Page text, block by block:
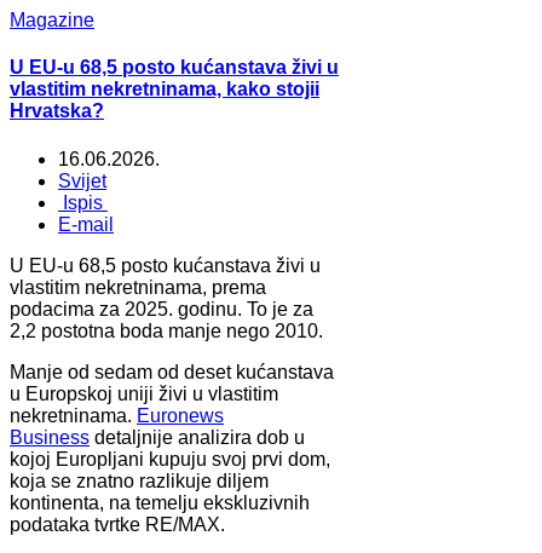
Magazine
U EU-u 68,5 posto kućanstava živi u
vlastitim nekretninama, kako stojii
Hrvatska?
16.06.2026.
Svijet
Ispis
E-mail
U EU-u 68,5 posto kućanstava živi u
vlastitim nekretninama, prema
podacima za 2025. godinu. To je za
2,2 postotna boda manje nego 2010.
Manje od sedam od deset kućanstava
u Europskoj uniji živi u vlastitim
nekretninama. Euronews
Business detaljnije analizira dob u
kojoj Europljani kupuju svoj prvi dom,
koja se znatno razlikuje diljem
kontinenta, na temelju ekskluzivnih
podataka tvrtke RE/MAX.